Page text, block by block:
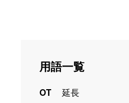
用語一覧
OT
延長